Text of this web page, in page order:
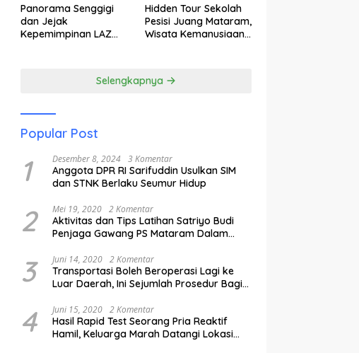
Panorama Senggigi
dan Jejak
Kepemimpinan LAZ
Hidden Tour Sekolah
Pesisi Juang Mataram,
Wisata Kemanusiaan
Selengkapnya
Popular Post
1 Desember 8, 2024 3 Komentar
Anggota DPR RI Sarifuddin Usulkan SIM
dan STNK Berlaku Seumur Hidup
2 Mei 19, 2020 2 Komentar
Aktivitas dan Tips Latihan Satriyo Budi
Penjaga Gawang PS Mataram Dalam
3 Juni 14, 2020 2 Komentar
Transportasi Boleh Beroperasi Lagi ke
Luar Daerah, Ini Sejumlah Prosedur Bagi
4 Juni 15, 2020 2 Komentar
Hasil Rapid Test Seorang Pria Reaktif
Hamil, Keluarga Marah Datangi Lokasi